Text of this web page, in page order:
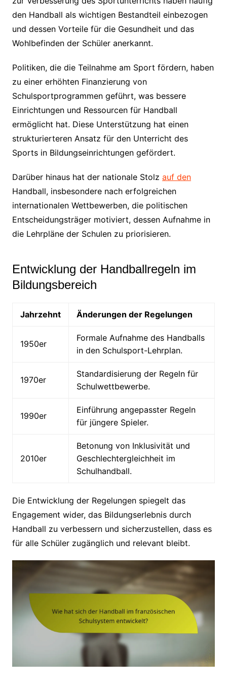
den Handball als wichtigen Bestandteil einbezogen
und dessen Vorteile für die Gesundheit und das
Wohlbefinden der Schüler anerkannt.
Politiken, die die Teilnahme am Sport fördern, haben
zu einer erhöhten Finanzierung von
Schulsportprogrammen geführt, was bessere
Einrichtungen und Ressourcen für Handball
ermöglicht hat. Diese Unterstützung hat einen
strukturierteren Ansatz für den Unterricht des
Sports in Bildungseinrichtungen gefördert.
Darüber hinaus hat der nationale Stolz auf den
Handball, insbesondere nach erfolgreichen
internationalen Wettbewerben, die politischen
Entscheidungsträger motiviert, dessen Aufnahme in
die Lehrpläne der Schulen zu priorisieren.
Entwicklung der Handballregeln im
Bildungsbereich
Jahrzehnt Änderungen der Regelungen
1950er
Formale Aufnahme des Handballs
in den Schulsport-Lehrplan.
1970er
Standardisierung der Regeln für
Schulwettbewerbe.
1990er
Einführung angepasster Regeln
für jüngere Spieler.
2010er
Betonung von Inklusivität und
Geschlechtergleichheit im
Schulhandball.
Die Entwicklung der Regelungen spiegelt das
Engagement wider, das Bildungserlebnis durch
Handball zu verbessern und sicherzustellen, dass es
für alle Schüler zugänglich und relevant bleibt.